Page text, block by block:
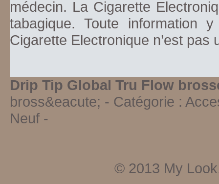
médecin. La Cigarette
tabagique. Toute information
Cigarette Electronique n’est pas
Drip Tip Global Tru Flow
bross&eacute; - Catégorie :
Neuf -
© 2013 My Look